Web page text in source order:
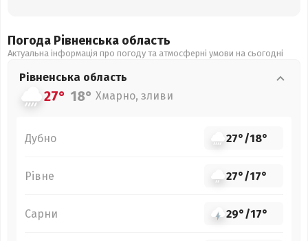
Погода Рівненська область
Актуальна інформація про погоду та атмосферні умови на сьогодні
Рівненська область
27° 18° Хмарно, зливи
Дубно 27°/18°
Рівне 27°/17°
Сарни 29°/17°